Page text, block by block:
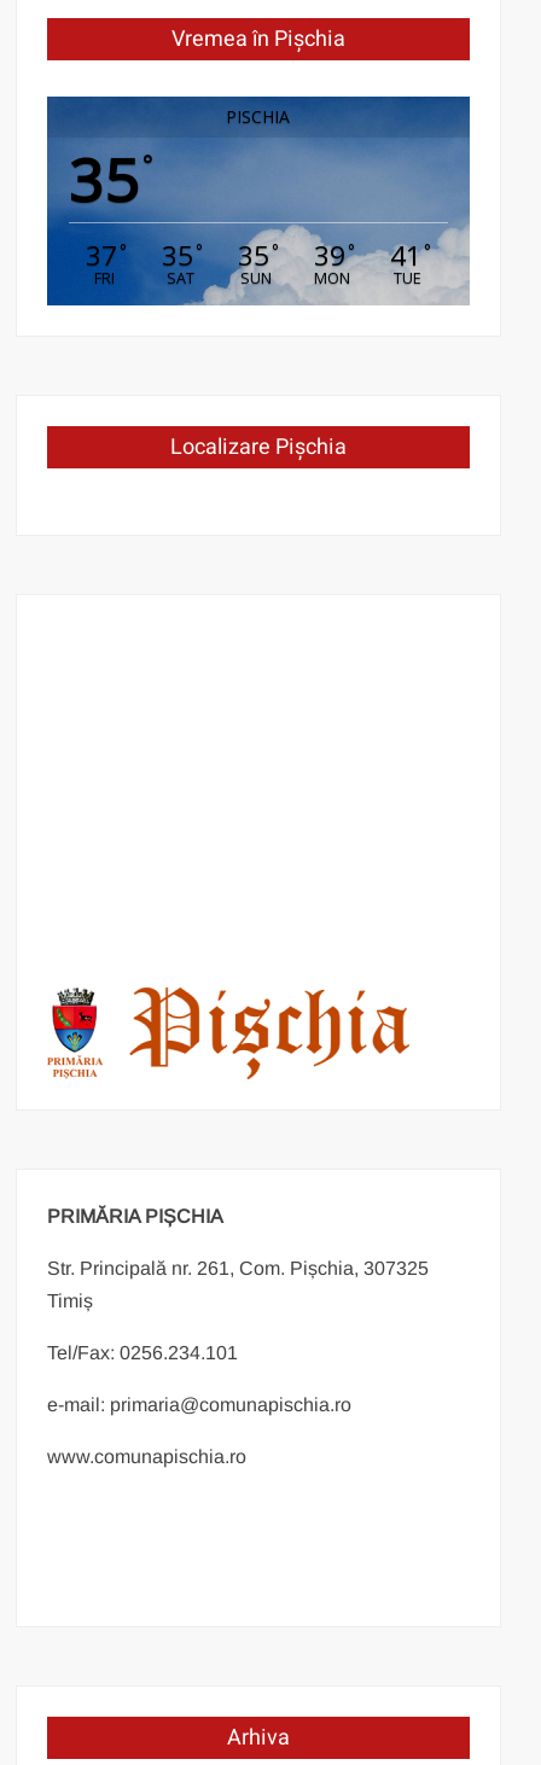
Vremea în Pișchia
PISCHIA
35°
37°
FRI
35°
SAT
35°
SUN
39°
MON
41°
TUE
Localizare Pișchia
PRIMĂRIA PIȘCHIA
Str. Principală nr. 261, Com. Pișchia, 307325
Timiș
Tel/Fax: 0256.234.101
e-mail: primaria@comunapischia.ro
www.comunapischia.ro
Arhiva